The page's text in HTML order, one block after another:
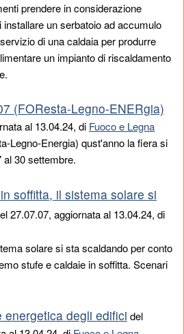
prendere in considerazione
installare un serbatoio ad accumulo
di una caldaia per produrre
un impianto di riscaldamento
(FOResta-Legno-ENERgia)
al 13.04.24, di Fuoco e Legna
Legno-Energia) qust'anno la fiera si
al 30 settembre.
soffitta, il sistema solare si
27.07.07, aggiornata al 13.04.24, di
solare si sta scaldando per conto
stufe e caldaie in soffitta. Scenari
energetica degli edifici del